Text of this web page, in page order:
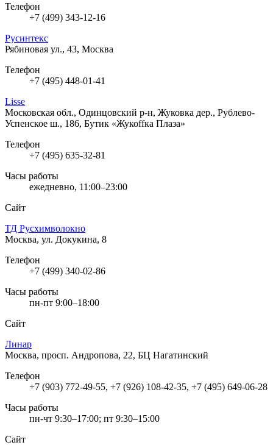
Телефон
+7 (499) 343-12-16
Русинтекс
Рябиновая ул., 43, Москва
Телефон
+7 (495) 448-01-41
Lisse
Московская обл., Одинцовский р-н, Жуковка дер., Рублево-
Успенское ш., 186, Бутик «Жукоffка Плаза»
Телефон
+7 (495) 635-32-81
Часы работы
ежедневно, 11:00–23:00
Сайт
ТД Русхимволокно
Москва, ул. Докукина, 8
Телефон
+7 (499) 340-02-86
Часы работы
пн-пт 9:00–18:00
Сайт
Линар
Москва, просп. Андропова, 22, БЦ Нагатинский
Телефон
+7 (903) 772-49-55, +7 (926) 108-42-35, +7 (495) 649-06-28
Часы работы
пн-чт 9:30–17:00; пт 9:30–15:00
Сайт